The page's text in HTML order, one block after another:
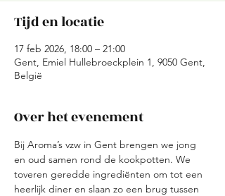
Tijd en locatie
17 feb 2026, 18:00 – 21:00
Gent, Emiel Hullebroeckplein 1, 9050 Gent,
België
Over het evenement
Bij Aroma’s vzw in Gent brengen we jong
en oud samen rond de kookpotten. We
toveren geredde ingrediënten om tot een
heerlijk diner en slaan zo een brug tussen